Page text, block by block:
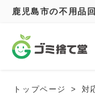
鹿児島市の不用品
トップページ 対